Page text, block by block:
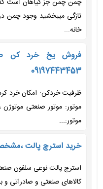
چمن چمن جز گیاهان است
تازگی میبخشید وجود چمن
خانه...
فروش یخ خرد کن
09197443453
موتور: موتور صنعتی
موتور:...
خرید استرچ پالت
استرچ پالت نوعی سلفون
کالاهای صنعتی و صادراتی و